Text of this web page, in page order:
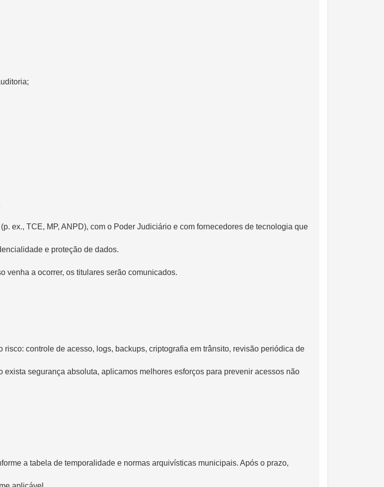
ex., TCE, MP, ANPD), com o Poder Judiciário e com fornecedores de tecnologia que
e proteção de dados.
venha a ocorrer, os titulares serão comunicados.
controle de acesso, logs, backups, criptografia em trânsito, revisão periódica de
segurança absoluta, aplicamos melhores esforços para prevenir acessos não
a tabela de temporalidade e normas arquivísticas municipais. Após o prazo,